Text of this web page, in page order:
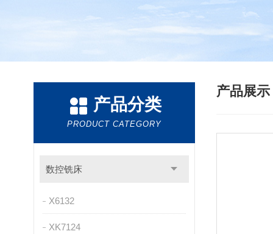
产品分类
PRODUCT CATEGORY
数控铣床
X6132
XK7124
产品展示